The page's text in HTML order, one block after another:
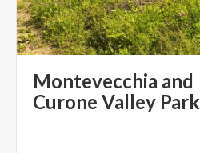
Montevecchia and
Curone Valley Park